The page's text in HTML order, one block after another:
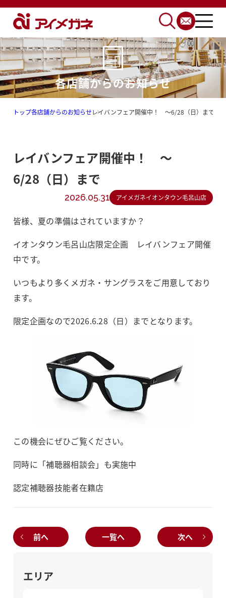
各店舗からのお知らせ
トップ各店舗からのお知らせレイバンフェア開催中！ ～6/28（日）まで
レイバンフェア開催中！ ～
6/28（日）まで
2026.05.31 アイメガネイオンタウン毛呂山店
皆様、夏の準備はされていますか？
イオンタウン毛呂山店限定企画 レイバンフェア開催
中です。
いつもより多くメガネ・サングラスをご用意しており
ます。
限定企画なので2026.6.28（日）までとなります。
この機会にぜひご覧ください。
同時に「補聴器相談会」も実施中
認定補聴器技能者在籍店
前へ 一覧へ 次へ
エリア